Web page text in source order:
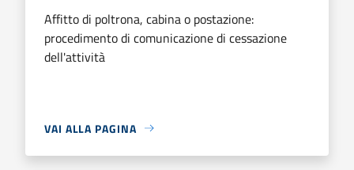
Affitto di poltrona, cabina o postazione:
procedimento di comunicazione di cessazione
dell'attività
VAI ALLA PAGINA